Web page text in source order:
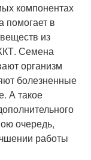
компонентах
помогает в
из
Семена
организм
болезненные
А такое
очередь,
работы